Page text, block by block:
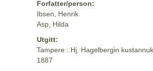
Forfatter/person:
Ibsen, Henrik
Asp, Hilda
Utgitt:
Tampere : Hj. Hagelbergin
1887